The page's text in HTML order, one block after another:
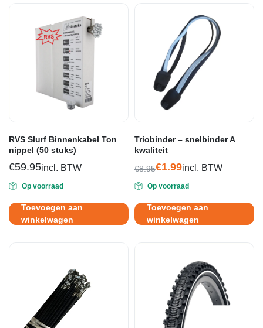
RVS Slurf Binnenkabel Ton
nippel (50 stuks)
€59.95incl. BTW
Op voorraad
Toevoegen aan
winkelwagen
Triobinder – snelbinder A
kwaliteit
€8.95
prijs
was:
€8.95.
€1.99
prijs
is:
€1.99.
incl. BTW
Op voorraad
Toevoegen aan
winkelwagen